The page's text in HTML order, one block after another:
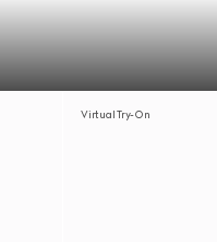
Virtual Try-On